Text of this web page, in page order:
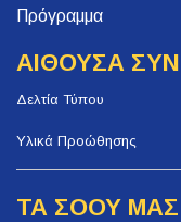
Πρόγραμμα
ΑΙΘΟΥΣΑ
Δελτία Τύπου
Υλικά Προώθησης
ΤΑ ΣΟΟΥ ΜΑΣ